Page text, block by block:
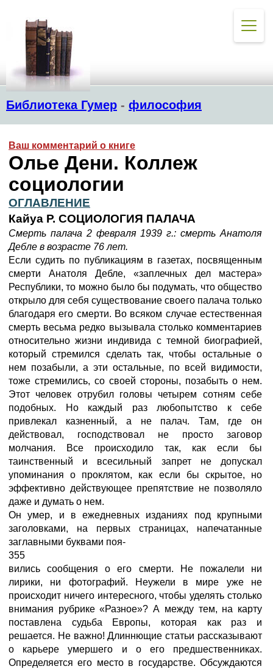
Библиотека Гумер - философия
Ваш комментарий о книге
Олье Дени. Коллеж
социологии
ОГЛАВЛЕНИЕ
Кайуа Р. СОЦИОЛОГИЯ ПАЛАЧА
Смерть палача 2 февраля 1939 г.: смерть Анатоля
Дебле в возрасте 76 лет.
Если судить по публикациям в газетах, посвященным
смерти Анатоля Дебле, «заплечных дел мастера»
Республики, то можно было бы подумать, что общество
открыло для себя существование своего палача только
благодаря его смерти. Во всяком случае естественная
смерть весьма редко вызывала столько комментариев
относительно жизни индивида с темной биографией,
который стремился сделать так, чтобы остальные о
нем позабыли, а эти остальные, по всей видимости,
тоже стремились, со своей стороны, позабыть о нем.
Этот человек отрубил головы четырем сотням себе
подобных. Но каждый раз любопытство к себе
привлекал казненный, а не палач. Там, где он
действовал, господствовал не просто заговор
молчания. Все происходило так, как если бы
таинственный и всесильный запрет не допускал
упоминания о проклятом, как если бы скрытое, но
эффективно действующее препятствие не позволяло
даже и думать о нем.
Он умер, и в ежедневных изданиях под крупными
заголовками, на первых страницах, напечатанные
заглавными буквами поя-
355
вились сообщения о его смерти. Не пожалели ни
лирики, ни фотографий. Неужели в мире уже не
происходит ничего интересного, чтобы уделять столько
внимания рубрике «Разное»? А между тем, на карту
поставлена судьба Европы, которая как раз и
решается. Не важно! Длиннющие статьи рассказывают
о карьере умершего и о его предшественниках.
Определяется его место в государстве. Обсуждаются